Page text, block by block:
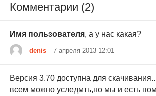
Комментарии (2)
Имя пользователя, а у нас какая?
denis 7 апреля 2013 12:01
Версия 3.70 доступна для
всем можно уследмть,но мы и есть